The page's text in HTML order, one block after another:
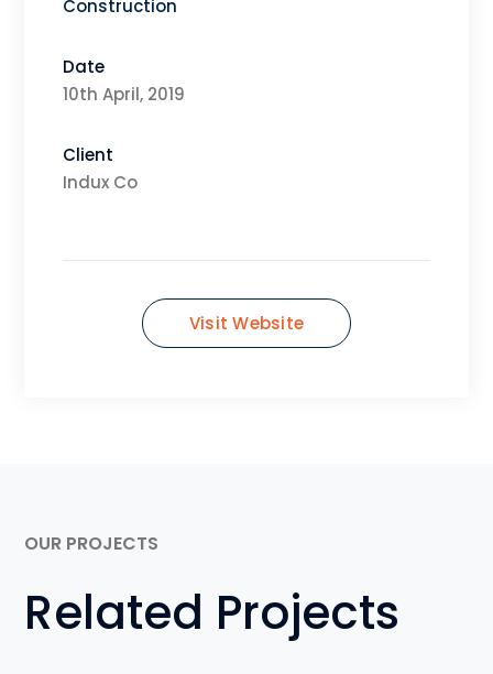
Construction
Date
10th April, 2019
Client
Indux Co
Visit Website
OUR PROJECTS
Related Projects